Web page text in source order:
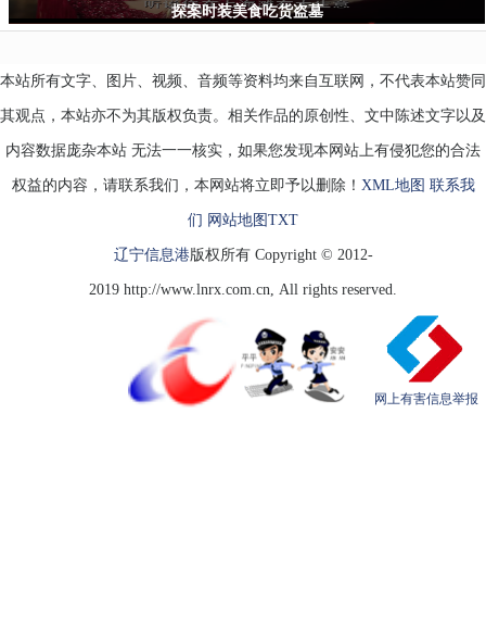
探案时装美食吃货盗墓
本站所有文字、图片、视频、音频等资料均来自互联网，不代表本站赞同
其观点，本站亦不为其版权负责。相关作品的原创性、文中陈述文字以及
内容数据庞杂本站 无法一一核实，如果您发现本网站上有侵犯您的合法
权益的内容，请联系我们，本网站将立即予以删除！ XML地图 联系我
们 网站地图 TXT
辽宁信息港版权所有 Copyright © 2012-
2019 http://www.lnrx.com.cn, All rights reserved.
网上有害信息举报